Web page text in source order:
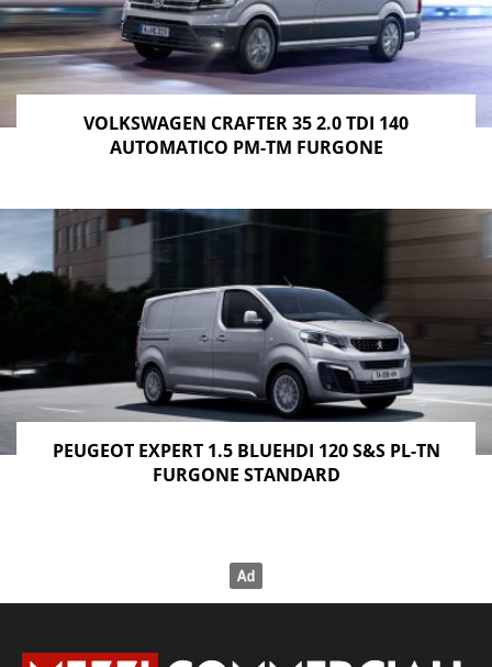
VOLKSWAGEN CRAFTER 35 2.0 TDI 140
AUTOMATICO PM-TM FURGONE
PEUGEOT EXPERT 1.5 BLUEHDI 120 S&S PL-TN
FURGONE STANDARD